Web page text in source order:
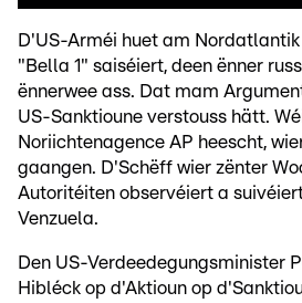
D'US-Arméi huet am
"Bella 1" saiséiert, deen ënner
ënnerwee ass. Dat mam
US-Sanktioune verstouss hätt.
Noriichtenagence AP heescht,
gaangen. D'Schëff wier zënter
Autoritéiten observéiert a
Venzuela.
Den US-Verdeedegungsminister
Hibléck op d'Aktioun op